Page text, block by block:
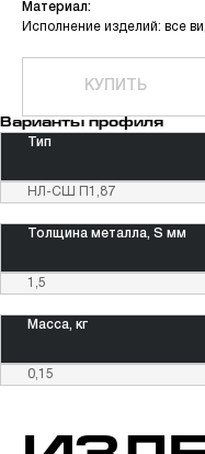
КУПИТЬ
Материал:
Исполнение изделий: все
Варианты профиля
Тип
НЛ-СШ П1,87
Толщина металла, S мм
1,5
Масса, кг
0,15